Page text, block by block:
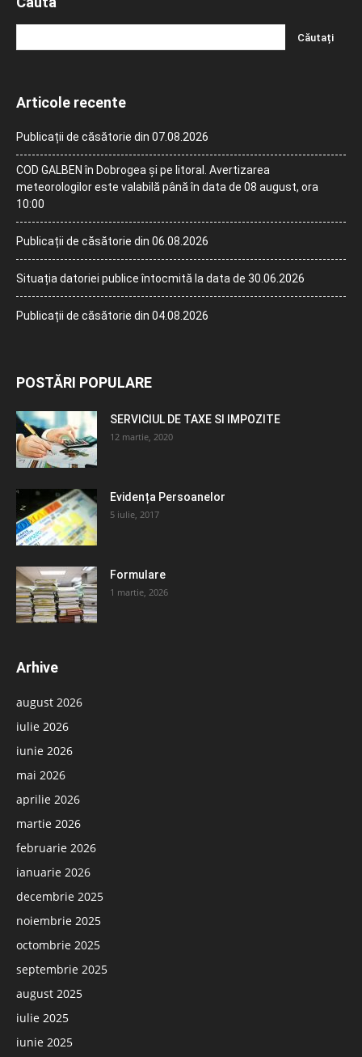
Articole recente
Publicații de căsătorie din 07.08.2026
COD GALBEN în Dobrogea și pe litoral. Avertizarea
meteorologilor este valabilă până în data de 08 august, ora
10:00
Publicații de căsătorie din 06.08.2026
Situația datoriei publice întocmită la data de 30.06.2026
Publicații de căsătorie din 04.08.2026
POSTĂRI POPULARE
SERVICIUL DE TAXE SI IMPOZITE
12 martie, 2020
Evidența Persoanelor
5 iulie, 2017
Formulare
1 martie, 2026
Arhive
august 2026
iulie 2026
iunie 2026
mai 2026
aprilie 2026
martie 2026
februarie 2026
ianuarie 2026
decembrie 2025
noiembrie 2025
octombrie 2025
septembrie 2025
august 2025
iulie 2025
iunie 2025